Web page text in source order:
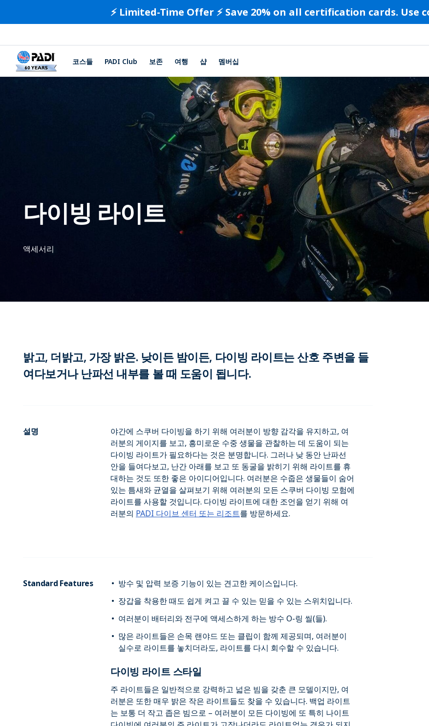
⚡️ Limited-Time Offer ⚡️ Save 20% on all certification cards. Use
코스들 PADI Club 보존 여행 샵 멤버십
다이빙 라이트
액세서리
밝고, 더밝고, 가장 밝은. 낮이든 밤이든, 다이빙 라이트는 산호 주변을 들
여다보거나 난파선 내부를 볼 때 도움이 됩니다.
설명
야간에 스쿠버 다이빙을 하기 위해 여러분이 방향 감각을 유지하고, 여
러분의 게이지를 보고, 흥미로운 수중 생물을 관찰하는 데 도움이 되는
다이빙 라이트가 필요하다는 것은 분명합니다. 그러나 낮 동안 난파선
안을 들여다보고, 난간 아래를 보고 또 동굴을 밝히기 위해 라이트를 휴
대하는 것도 또한 좋은 아이디어입니다. 여러분은 수줍은 생물들이 숨어
있는 틈새와 균열을 살펴보기 위해 여러분의 모든 스쿠버 다이빙 모험에
라이트를 사용할 것입니다. 다이빙 라이트에 대한 조언을 얻기 위해 여
러분의 PADI 다이브 센터 또는 리조트를 방문하세요.
Standard Features
방수 및 압력 보증 기능이 있는 견고한 케이스입니다.
장갑을 착용한 때도 쉽게 켜고 끌 수 있는 믿을 수 있는 스위치입니다.
여러분이 배터리와 전구에 액세스하게 하는 방수 O-링 씰(들).
많은 라이트들은 손목 랜야드 또는 클립이 함께 제공되며, 여러분이
실수로 라이트를 놓치더라도, 라이트를 다시 회수할 수 있습니다.
다이빙 라이트 스타일
주 라이트들은 일반적으로 강력하고 넓은 빔을 갖춘 큰 모델이지만, 여
러분은 또한 매우 밝은 작은 라이트들도 찾을 수 있습니다. 백업 라이트
는 보통 더 작고 좁은 빔으로 – 여러분이 모든 다이빙에 또 특히 나이트